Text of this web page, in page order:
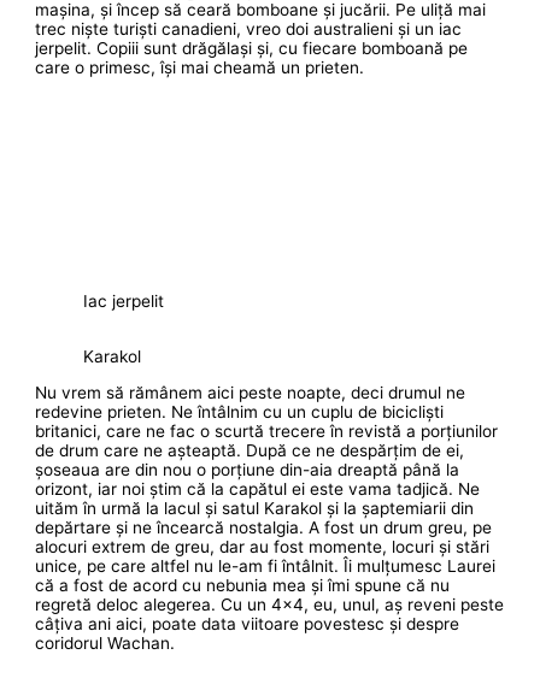
mașina, și încep să ceară bomboane și jucării. Pe uliță mai
trec niște turiști canadieni, vreo doi australieni și un iac
jerpelit. Copiii sunt drăgălași și, cu fiecare bomboană pe
care o primesc, își mai cheamă un prieten.
Iac jerpelit
Karakol
Nu vrem să rămânem aici peste noapte, deci drumul ne
redevine prieten. Ne întâlnim cu un cuplu de bicicliști
britanici, care ne fac o scurtă trecere în revistă a porțiunilor
de drum care ne așteaptă. După ce ne despărțim de ei,
șoseaua are din nou o porțiune din-aia dreaptă până la
orizont, iar noi știm că la capătul ei este vama tadjică. Ne
uităm în urmă la lacul și satul Karakol și la șaptemiarii din
depărtare și ne încearcă nostalgia. A fost un drum greu, pe
alocuri extrem de greu, dar au fost momente, locuri și stări
unice, pe care altfel nu le-am fi întâlnit. Îi mulțumesc Laurei
că a fost de acord cu nebunia mea și îmi spune că nu
regretă deloc alegerea. Cu un 4×4, eu, unul, aș reveni peste
câțiva ani aici, poate data viitoare povestesc și despre
coridorul Wachan.